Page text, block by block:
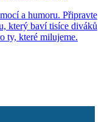
a humoru. Připravte
který baví tisíce diváků
ty, které milujeme.